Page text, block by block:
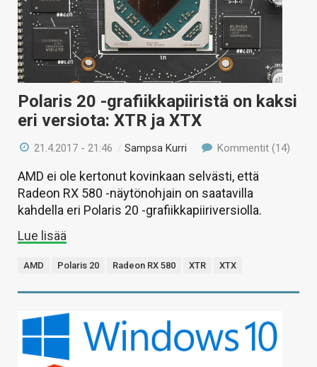
Polaris 20 -grafiikkapiiristä on kaksi
eri versiota: XTR ja XTX
21.4.2017 - 21:46 /Sampsa Kurri Kommentit (14)
AMD ei ole kertonut kovinkaan selvästi, että
Radeon RX 580 -näytönohjain on saatavilla
kahdella eri Polaris 20 -grafiikkapiiriversiolla.
Lue lisää
AMD Polaris 20 Radeon RX 580 XTR XTX